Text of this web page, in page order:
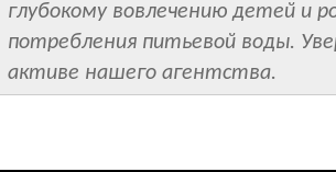
глубокому вовлечению детей и
потребления питьевой воды.
активе нашего агентства.